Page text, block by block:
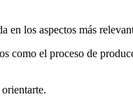
los aspectos más
el proceso de